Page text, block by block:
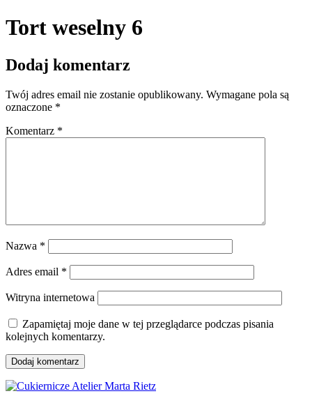
Tort weselny 6
Dodaj komentarz
Twój adres email nie zostanie opublikowany. Wymagane pola są
oznaczone *
Komentarz *
Nazwa *
Adres email *
Witryna internetowa
Zapamiętaj moje dane w tej przeglądarce podczas pisania
kolejnych komentarzy.